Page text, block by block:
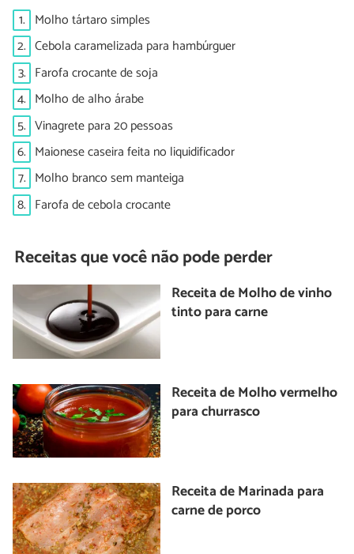
1. Molho tártaro simples
2. Cebola caramelizada para hambúrguer
3. Farofa crocante de soja
4. Molho de alho árabe
5. Vinagrete para 20 pessoas
6. Maionese caseira feita no liquidificador
7. Molho branco sem manteiga
8. Farofa de cebola crocante
Receitas que você não pode perder
Receita de Molho de vinho
tinto para carne
Receita de Molho vermelho
para churrasco
Receita de Marinada para
carne de porco